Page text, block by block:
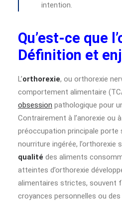
intention.
Qu’est-ce que
Définition et
L’orthorexie, ou orthorexie
comportement alimentaire
obsession pathologique pour
Contrairement à l’anorexie ou
préoccupation principale porte
nourriture ingérée, l’orthorexie
qualité des aliments
atteintes d’orthorexie
alimentaires strictes, souvent
croyances personnelles ou